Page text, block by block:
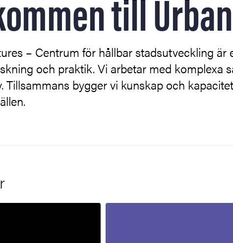
– Centrum för hållbar stadsutveckling är
och praktik. Vi arbetar med komplexa
Tillsammans bygger vi kunskap och